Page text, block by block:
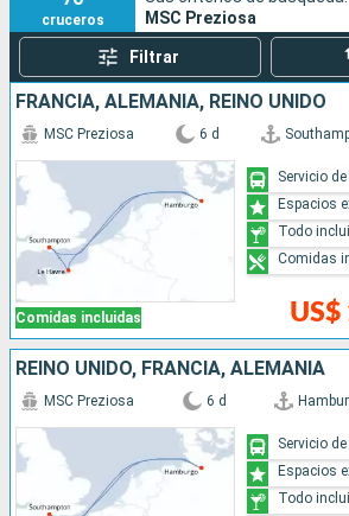
cruceros
MSC Preziosa
Filtrar
FRANCIA, ALEMANIA, REINO UNIDO
Comidas incluidas
MSC Preziosa 6 d
US$
Servicio
Espacios
Todo
Comidas
REINO UNIDO, FRANCIA, ALEMANIA
MSC Preziosa 6 d
Servicio
Espacios
Todo